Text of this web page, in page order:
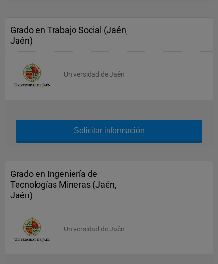
Grado en Trabajo Social (Jaén,
Jaén)
Universidad de Jaén
Solicitar información
Grado en Ingeniería de
Tecnologías Mineras (Jaén,
Jaén)
Universidad de Jaén